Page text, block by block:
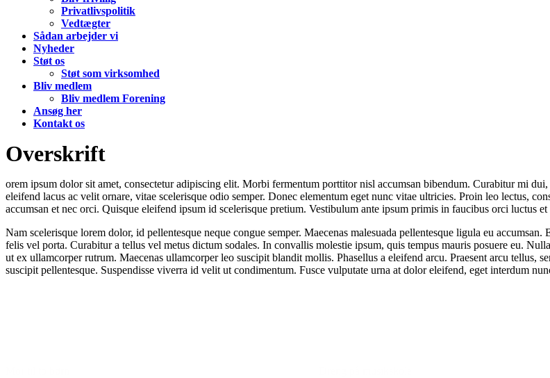
Privatlivspolitik
Vedtægter
Sådan arbejder vi
Nyheder
Støt os
Støt som virksomhed
Bliv medlem
Bliv medlem Forening
Ansøg her
Kontakt os
Overskrift
orem ipsum dolor sit amet, consectetur adipiscing elit. Morbi fermentum porttitor nisl accumsan bibendum. Curabitur mi
eleifend lacus ac velit ornare, vitae scelerisque odio semper. Donec elementum eget nunc vitae ultricies. Proin leo lectus,
accumsan et nec orci. Quisque eleifend ipsum id scelerisque pretium. Vestibulum ante ipsum primis in faucibus orci luctus
Nam scelerisque lorem dolor, id pellentesque neque congue semper. Maecenas malesuada pellentesque ligula eu
felis vel porta. Curabitur a tellus vel metus dictum sodales. In convallis molestie ipsum, quis tempus mauris posuere eu.
ut ex ullamcorper rutrum. Maecenas ullamcorper leo suscipit blandit mollis. Phasellus a eleifend arcu. Praesent arcu tellus,
suscipit pellentesque. Suspendisse viverra id velit ut condimentum. Fusce vulputate urna at dolor eleifend, eget interdum